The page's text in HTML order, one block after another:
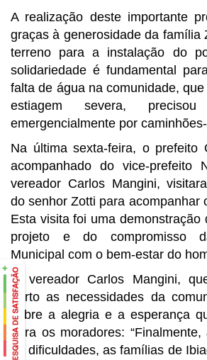
A realização deste importante
graças à generosidade da família
terreno para a instalação do
solidariedade é fundamental
falta de água na comunidade,
estiagem severa,
emergencialmente por
Na última sexta-feira, o prefeito
acompanhado do vice-prefeito
vereador Carlos Mangini,
do senhor Zotti para acompanhar
Esta visita foi uma demonstração
projeto e do compromisso
Municipal com o bem-estar do
O vereador Carlos Mangini,
perto as necessidades da
sobre a alegria e a esperança
para os moradores:
de dificuldades, as famílias de